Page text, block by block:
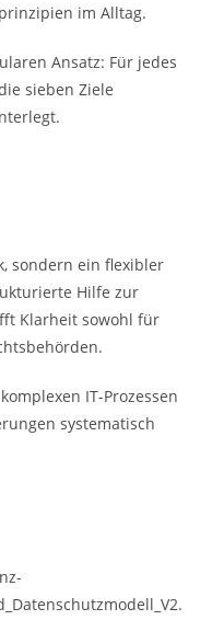
im Alltag.
Ansatz: Für jedes
sieben Ziele
sondern ein flexibler
Hilfe zur
Klarheit sowohl für
IT-Prozessen
systematisch